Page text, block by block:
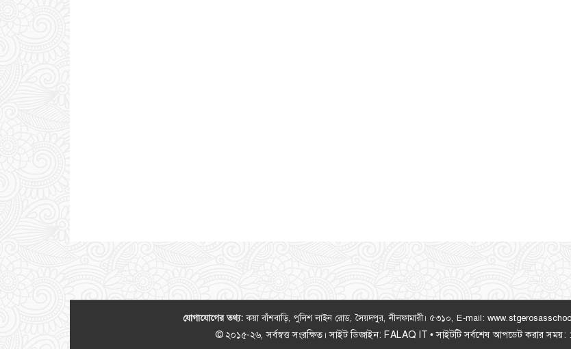
যোগাযোগের তথ্য:কয়া বাঁশবাড়ি, পুলিশ লাইন রোড, সৈয়দপুর, নীলফামারী। ৫৩১০, E-mail:
© ২০১৫-২৬, সর্বস্বত্ত সংরক্ষিত। সাইট ডিজাইন: FALAQ IT • সাইটটি সর্বশেষ আপডেট করার